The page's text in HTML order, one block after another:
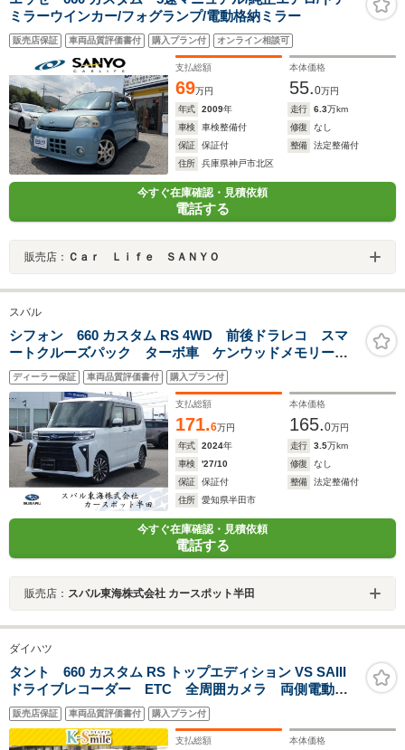
ミラーウインカー/フォグランプ/電動格納ミラー
販売店保証 車両品質評価書付 購入プラン付 オンライン相談可
支払総額
69万円
本体価格
55.0万円
年式
2009年 走行 6.3万km
車検
車検整備付 修復
なし
保証
保証付 整備
法定整備付
住所
兵庫県神戸市北区
今すぐ在庫確認・見積依頼
電話する
販売店： Ｃａｒ Ｌｉｆｅ ＳＡＮＹＯ
スバル
シフォン 660 カスタム RS 4WD 前後ドラレコ スマ
ートクルーズパック ターボ車 ケンウッドメモリーナ
ビ フルセグ Bluetoothオーディオ USB バックカメ
ラ ETC 障害物センサー 両側電動スライド シート
ヒーター
ディーラー保証 車両品質評価書付 購入プラン付
支払総額
171.6万円
本体価格
165.0万円
年式
2024年 走行 3.5万km
車検
'27/10 修復
なし
保証
保証付 整備
法定整備付
住所
愛知県半田市
今すぐ在庫確認・見積依頼
電話する
販売店： スバル東海株式会社 カースポット半田
ダイハツ
タント 660 カスタム RS トップエディション VS SAIII
ドライブレコーダー ETC 全周囲カメラ 両側電動ス
ライドドア TV 衝突被害軽減システム オートマチッ
クハイビーム オートライト LEDヘッドランプ アイ
ドリングストップ スマートキー
販売店保証 車両品質評価書付 購入プラン付
支払総額 本体価格